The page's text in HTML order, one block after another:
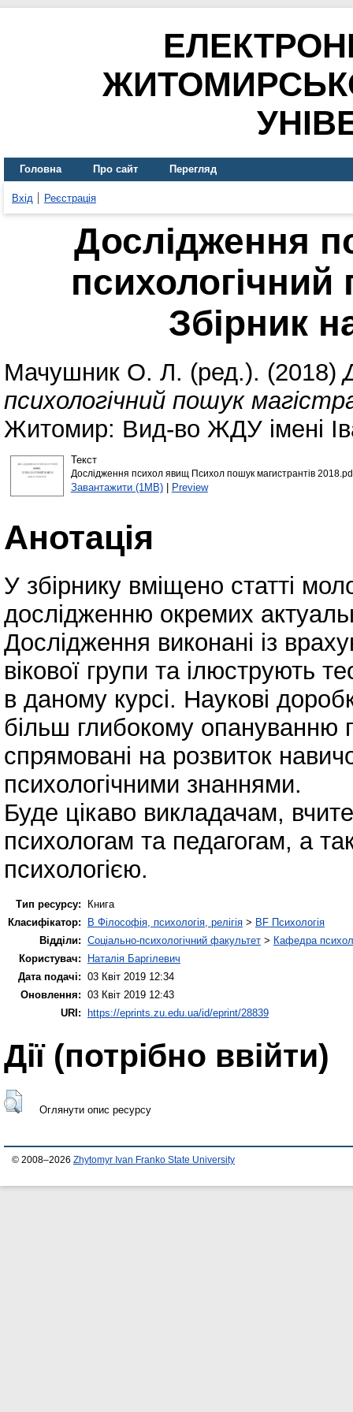
Головна Про сайт Перегляд
Вхід Реєстрація
Дослідження
психологічний
Збірник
Мачушник О. Л. (ред.). (2018)
психологічний пошук
Житомир: Вид-во ЖДУ імені
Текст
Дослідження психол явищ Психол пошук магистрантів
Завантажити (1MB)| Preview
Анотація
У збірнику вміщено статті
дослідженню окремих
Дослідження виконані із
вікової групи та ілюструють
в даному курсі. Наукові
більш глибокому опануванню
спрямовані на розвиток
психологічними знаннями.
Буде цікаво викладачам,
психологам та педагогам, а
психологією.
Тип ресурсу:
Книга
Класифікатор:
B Філософія, психологія, релігія > BF Психологія
Відділи: Соціально-психологічний факультет > Кафедра
Користувач:
Наталія Баргілевич
Дата подачі: 03 Квіт 2019 12:34
Оновлення: 03 Квіт 2019 12:43
URI: https://eprints.zu.edu.ua/id/eprint/28839
Дії ​​(потрібно ввійти)
Оглянути опис ресурсу
© 2008–2026 Zhytomyr Ivan Franko State University